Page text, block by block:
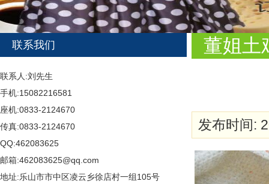
联系我们
联系人:刘先生
手机:15082216581
座机:0833-2124670
传真:0833-2124670
QQ:462083625
邮箱:462083625@qq.com
地址:乐山市市中区凌云乡徐店村一组105号
董姐土
发布时间: